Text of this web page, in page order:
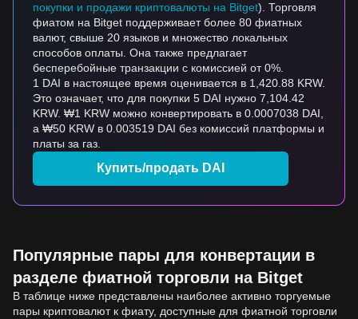
покупки и продажи криптовалюты на Bitget). Торговля
фиатом на Bitget поддерживает более 80 фиатных
валют, свыше 20 языков и множество локальных
способов оплаты. Она также предлагает
бесперебойные транзакции с комиссией от 0%.
1 DAI в настоящее время оценивается в 1,420.88 KRW.
Это означает, что для покупки 5 DAI нужно 7,104.42
KRW. ₩1 KRW можно конвертировать в 0.0007038 DAI,
а ₩50 KRW в 0.003519 DAI без комиссий платформы и
платы за газ.
Купить/продать DAI
Популярные пары для конвертации в
разделе фиатной торговли на Bitget
В таблице ниже представлены наиболее активно торгуемые
пары криптовалют к фиату, доступные для фиатной торговли